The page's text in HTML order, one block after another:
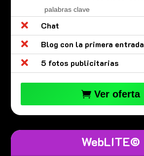
palabras clave

Chat

Blog con la primera entrada

5 fotos publicitarias
Ver oferta
WebLITE©